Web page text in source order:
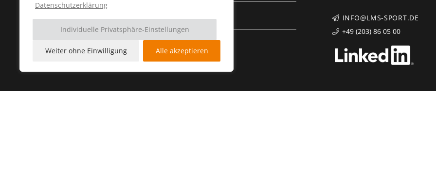
Datenschutzerklärung
Individuelle Privatsphäre-Einstellungen
Weiter ohne Einwilligung Alle akzeptieren
Unser Team
Partner & Kooperationen
Datenschutz
Impressum
INFO@LMS-SPORT.DE
+49 (203) 86 05 00